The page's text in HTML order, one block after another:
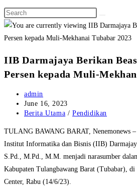
IIB Darmajaya Berikan
Persen kepada Muli-
Post
author:
admin
Post
published:
June 16, 2023
Post
Berita Utama / Pendidikan
TULANG BAWANG BARAT, Nenemonews –
Institut Informatika dan Bisnis (IIB)
S.Pd., M.Pd., M.M. menjadi narasumber
Kabupaten Tulangbawang Barat (Tubabar),
Center, Rabu (14/6/23).